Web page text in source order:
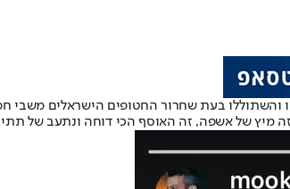
והשתוללו בעת שחרור החטופים הישראלים משבי
מיץ של אשפה, זה האוסף הכי דוחה ונתעב של